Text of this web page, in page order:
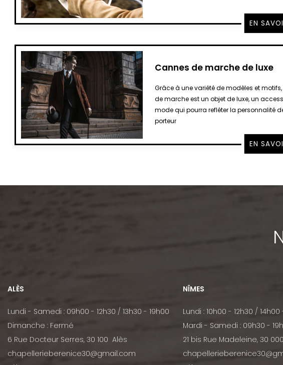
EN
Cannes de marche de luxe
Grâce à une variété de modèles et
de marche est un objet de luxe, un
mode qui pourra refléter la personnalité
porteur
EN
ALÈS
Lundi - Samedi : 09h00 - 12h30 / 13h30 - 19h00
Dimanche : Fermé
6 Rue Docteur Serres, 30 100 Alès
chapellerieberenice30@gmail.com
NÎMES
Lundi : 10h00 - 12h30 / 14h00
Mardi - Samedi : 09h30 -
21 bis Rue Madeleine, 30